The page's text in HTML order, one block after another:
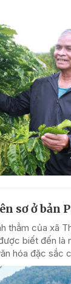
sơ ở bản
thẳm của xã
biết đến là
hóa đặc sắc